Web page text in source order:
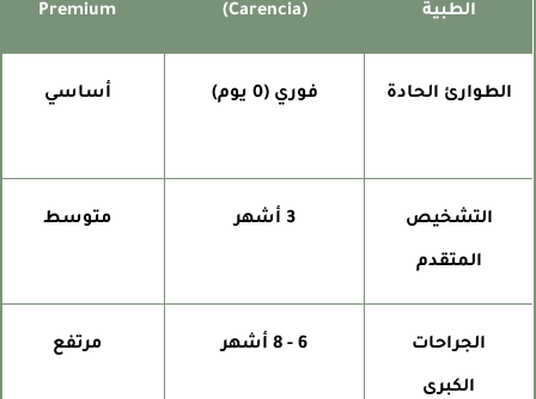
الطبية Premium
الطوارئ الحادة فوري (0 يوم) أساسي
التشخيص
المتقدم
متوسط
الجراحات
الكبرى
مرتفع